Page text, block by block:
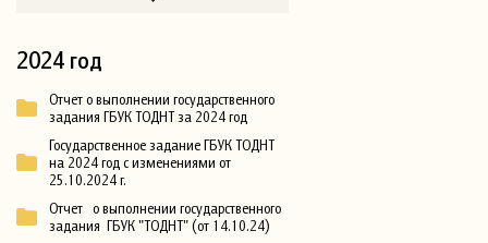
2024 год
Отчет о выполнении государственного
задания ГБУК ТОДНТ за 2024 год
Государственное задание ГБУК ТОДНТ
на 2024 год с изменениями от
25.10.2024 г.
Отчет о выполнении государственного
задания ГБУК "ТОДНТ" (от 14.10.24)